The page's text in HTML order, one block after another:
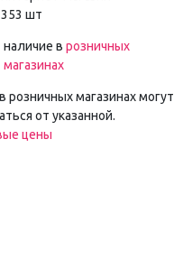
353 шт
наличие в розничных
магазинах
розничных магазинах могут
от указанной.
цены